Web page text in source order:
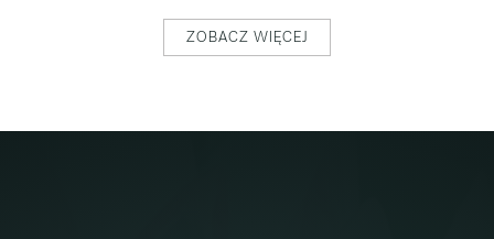
ZOBACZ WIĘCEJ